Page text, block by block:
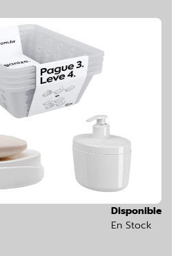
Disponible
En Stock